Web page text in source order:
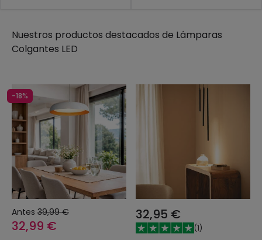
Nuestros productos destacados de Lámparas
Colgantes LED
-18%
Antes 39,99 €
32,99 €
32,95 €
(1)